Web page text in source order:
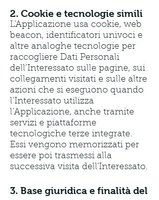
2. Cookie e tecnologie simili
L'Applicazione usa cookie, web
beacon, identificatori univoci e
altre analoghe tecnologie per
raccogliere Dati Personali
dell’Interessato sulle pagine, sui
collegamenti visitati e sulle altre
azioni che si eseguono quando
l’Interessato utilizza
l’Applicazione, anche tramite
servizi e piattaforme
tecnologiche terze integrate.
Essi vengono memorizzati per
essere poi trasmessi alla
successiva visita dell'Interessato.
3. Base giuridica e finalità del